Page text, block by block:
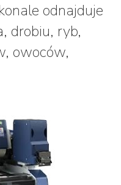
odnajduje
drobiu, ryb,
owoców,